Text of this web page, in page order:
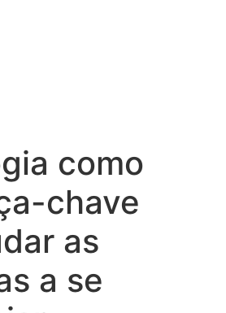
como
chave
as
a se